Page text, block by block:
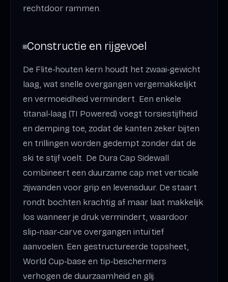
rechtdoor rammen.
Constructie en rijgevoel
De Flite‑houten kern houdt het zwaai‑gewicht
laag, wat snelle overgangen vergemakkelijkt
en vermoeidheid vermindert. Een enkele
titanal‑laag (TI Powered) voegt torsiestijfheid
en demping toe, zodat de kanten zeker bijten
en trillingen worden gedempt zonder dat de
ski te stijf voelt. De Dura Cap Sidewall
combineert een duurzame cap met verticale
zijwanden voor grip en levensduur. De staart
rondt bochten krachtig af maar laat makkelijk
los wanneer je druk vermindert, waardoor
slip‑naar‑carve overgangen intuïtief
aanvoelen. Een gestructureerde topsheet,
World Cup‑base en tip‑beschermers
verhogen de duurzaamheid en glij.